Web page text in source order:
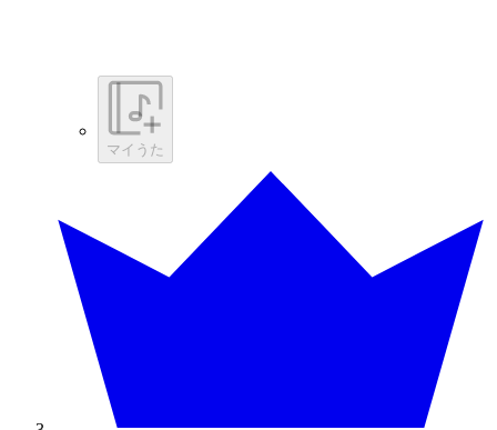
マイうた